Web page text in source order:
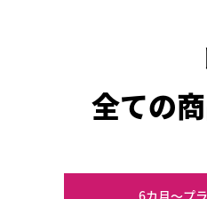
全ての
6カ月～プ